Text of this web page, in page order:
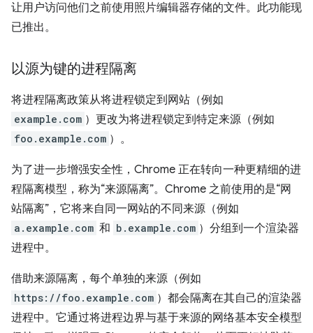
让用户访问他们之前使用照片编辑器存储的文件。此功能现
已推出。
以源为键的进程隔离
将进程隔离政策从将进程锁定到网站（例如
example.com ）更改为将进程锁定到特定来源（例如
foo.example.com ）。
为了进一步增强安全性，Chrome 正在转向一种更精细的进
程隔离模型，称为“来源隔离”。Chrome 之前使用的是“网
站隔离”，它将来自同一网站的不同来源（例如
a.example.com 和 b.example.com ）分组到一个渲染器
进程中。
借助来源隔离，每个单独的来源（例如
https://foo.example.com ）都会隔离在其自己的渲染器
进程中。它通过将进程边界与基于来源的网络基本安全模型